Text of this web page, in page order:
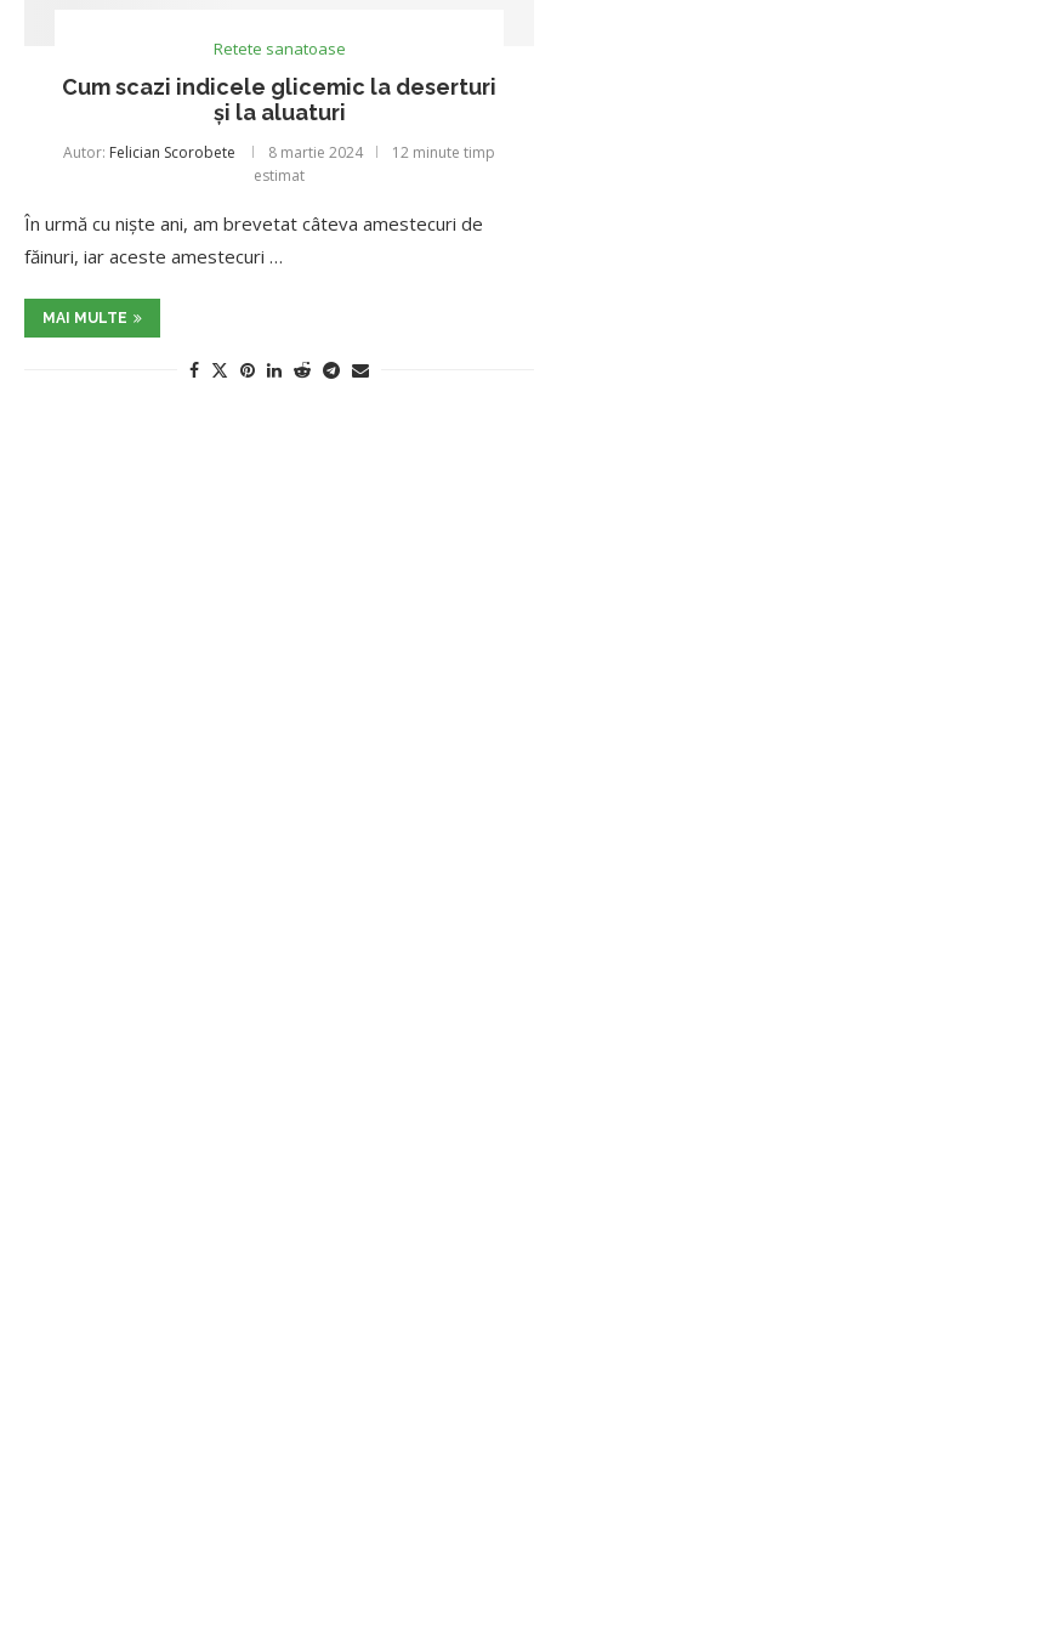
Retete sanatoase
Cum scazi indicele glicemic la deserturi
și la aluaturi
Autor: Felician Scorobete 8 martie 2024
12 minute timp
estimat
În urmă cu niște ani, am brevetat câteva amestecuri de
făinuri, iar aceste amestecuri …
MAI MULTE